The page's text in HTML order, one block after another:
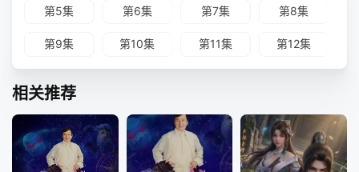
第5集 第6集 第7集 第8集
第9集 第10集 第11集 第12集
相关推荐